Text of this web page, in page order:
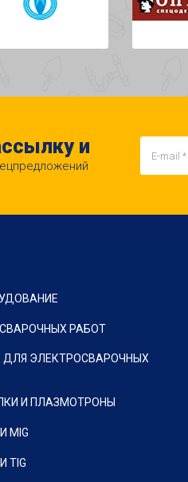
и
РАБОТ
ЭЛЕКТРОСВАРОЧНЫХ
И ПЛАЗМОТРОНЫ
MIG
TIG